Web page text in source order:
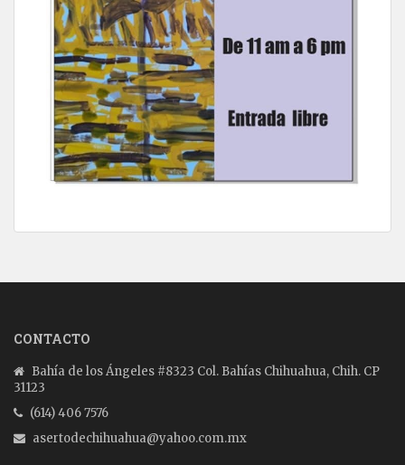
CONTACTO
Bahía de los Ángeles #8323 Col. Bahías Chihuahua, Chih. CP
31123
(614) 406 7576
asertodechihuahua@yahoo.com.mx